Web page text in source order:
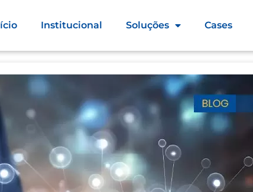
Institucional Soluções Cases